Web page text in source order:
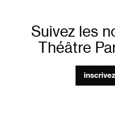
Suivez les
Théâtre